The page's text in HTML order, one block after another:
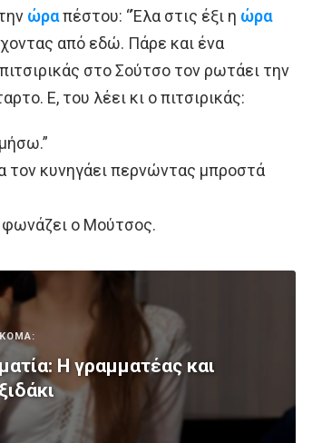
ώραπέστου: “Έλα στις έξι η ώρα
από εδώ. Πάρε και ένα
στο Σούτσο τον ρωτάει την
Ε, του λέει κι ο πιτσιρικάς:
τον κυνηγάει περνώντας μπροστά
φωνάζει ο Μούτσος.
Η γραμματέας και